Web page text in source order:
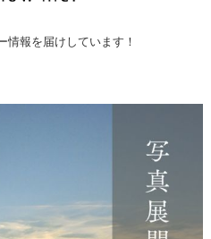
情報を届けしています！